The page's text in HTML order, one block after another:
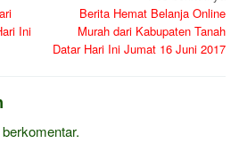
Ini
Berita Hemat Belanja Online
Murah dari Kabupaten Tanah
Datar Hari Ini Jumat 16 Juni 2017